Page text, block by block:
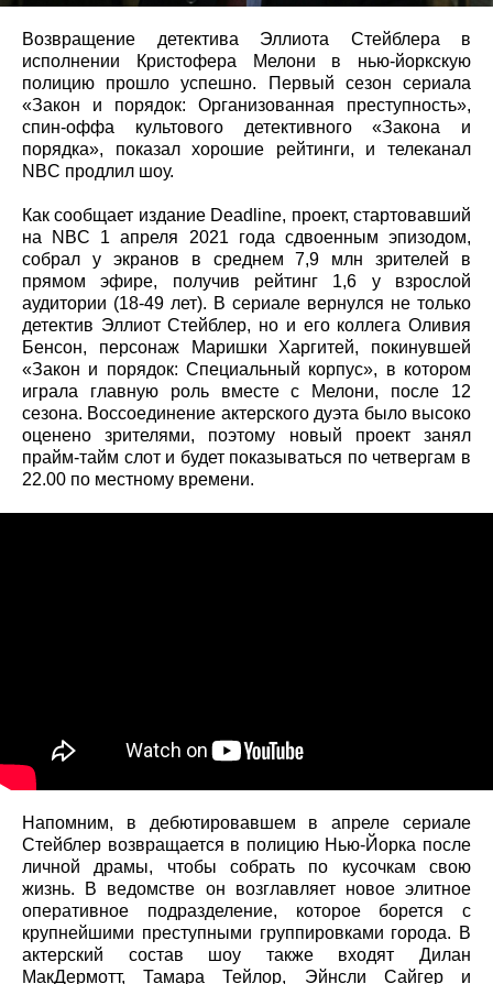
Возвращение детектива Эллиота Стейблера в
исполнении Кристофера Мелони в нью-йоркскую
полицию прошло успешно. Первый сезон сериала
«Закон и порядок: Организованная преступность»,
спин-оффа культового детективного «Закона и
порядка», показал хорошие рейтинги, и телеканал
NBC продлил шоу.
Как сообщает издание Deadline, проект, стартовавший
на NBC 1 апреля 2021 года сдвоенным эпизодом,
собрал у экранов в среднем 7,9 млн зрителей в
прямом эфире, получив рейтинг 1,6 у взрослой
аудитории (18-49 лет). В сериале вернулся не только
детектив Эллиот Стейблер, но и его коллега Оливия
Бенсон, персонаж Маришки Харгитей, покинувшей
«Закон и порядок: Специальный корпус», в котором
играла главную роль вместе с Мелони, после 12
сезона. Воссоединение актерского дуэта было высоко
оценено зрителями, поэтому новый проект занял
прайм-тайм слот и будет показываться по четвергам в
22.00 по местному времени.
Напомним, в дебютировавшем в апреле сериале
Стейблер возвращается в полицию Нью-Йорка после
личной драмы, чтобы собрать по кусочкам свою
жизнь. В ведомстве он возглавляет новое элитное
оперативное подразделение, которое борется с
крупнейшими преступными группировками города. В
актерский состав шоу также входят Дилан
МакДермотт, Тамара Тейлор, Эйнсли Сайгер и